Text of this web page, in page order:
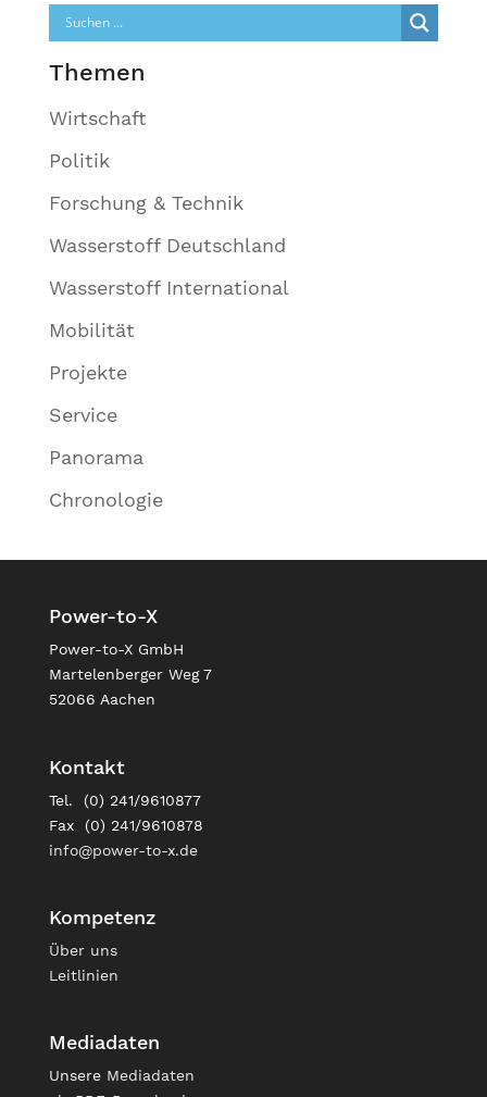
Themen
Wirtschaft
Politik
Forschung & Technik
Wasserstoff Deutschland
Wasserstoff International
Mobilität
Projekte
Service
Panorama
Chronologie
Power-to-X
Power-to-X GmbH
Martelenberger Weg 7
52066 Aachen
Kontakt
Tel. (0) 241/9610877
Fax (0) 241/9610878
info@power-to-x.de
Kompetenz
Über uns
Leitlinien
Mediadaten
Unsere Mediadaten